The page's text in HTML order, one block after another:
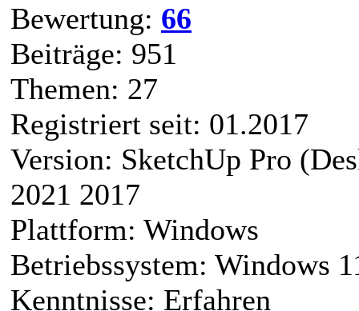
Bewertung: 66
Beiträge: 951
Themen: 27
Registriert seit: 01.2017
Version: SketchUp Pro
2021 2017
Plattform: Windows
Betriebssystem: Windows
Kenntnisse: Erfahren